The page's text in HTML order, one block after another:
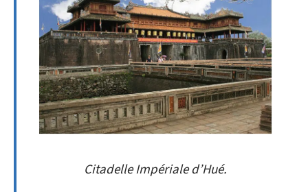
Citadelle Impériale d’Hué.